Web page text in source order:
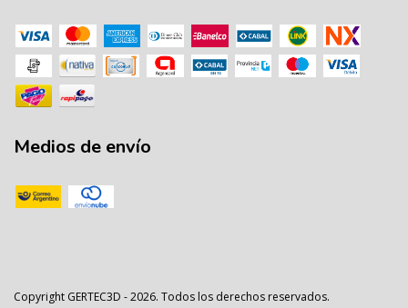
Medios de envío
Copyright GERTEC3D - 2026. Todos los derechos reservados.